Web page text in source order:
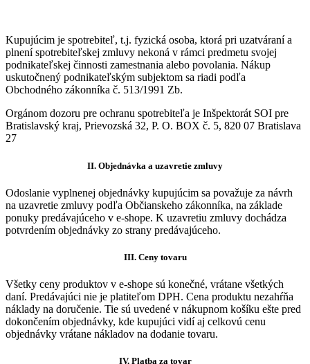
Kupujúcim je spotrebiteľ, t.j. fyzická osoba, ktorá pri uzatváraní a
plnení spotrebiteľskej zmluvy nekoná v rámci predmetu svojej
podnikateľskej činnosti zamestnania alebo povolania. Nákup
uskutočnený podnikateľským subjektom sa riadi podľa
Obchodného zákonníka č. 513/1991 Zb.
Orgánom dozoru pre ochranu spotrebiteľa je Inšpektorát SOI pre
Bratislavský kraj, Prievozská 32, P. O. BOX č. 5, 820 07 Bratislava
27
II. Objednávka a uzavretie zmluvy
Odoslanie vyplnenej objednávky kupujúcim sa považuje za návrh
na uzavretie zmluvy podľa Občianskeho zákonníka, na základe
ponuky predávajúceho v e-shope. K uzavretiu zmluvy dochádza
potvrdením objednávky zo strany predávajúceho.
III. Ceny tovaru
Všetky ceny produktov v e-shope sú konečné, vrátane všetkých
daní. Predávajúci nie je platiteľom DPH. Cena produktu nezahŕňa
náklady na doručenie. Tie sú uvedené v nákupnom košíku ešte pred
dokončením objednávky, kde kupujúci vidí aj celkovú cenu
objednávky vrátane nákladov na dodanie tovaru.
IV. Platba za tovar